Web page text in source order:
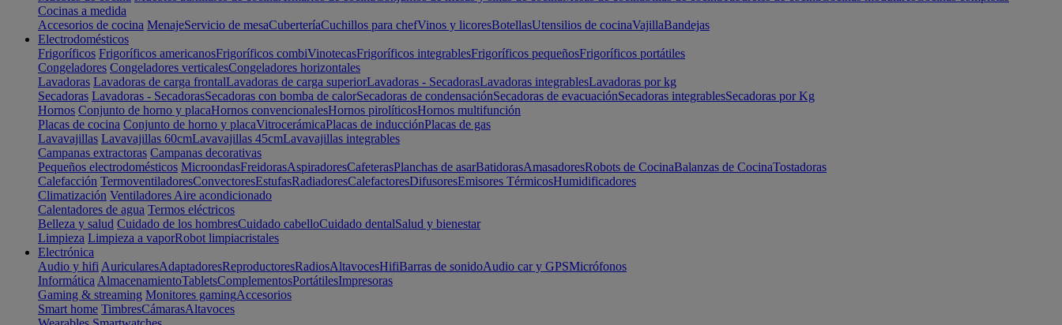
Cocinas a medida
Accesorios de cocina MenajeServicio de mesaCuberteríaCuchillos para chefVinos y licoresBotellasUtensilios de cocinaVajillaBandejas
Electrodomésticos
Frigoríficos Frigoríficos americanosFrigoríficos combiVinotecasFrigoríficos integrablesFrigoríficos pequeñosFrigoríficos portátiles
Congeladores Congeladores verticalesCongeladores horizontales
Lavadoras Lavadoras de carga frontalLavadoras de carga superiorLavadoras - SecadorasLavadoras integrablesLavadoras por kg
Secadoras Lavadoras - SecadorasSecadoras con bomba de calorSecadoras de condensaciónSecadoras de evacuaciónSecadoras integrablesSecadoras por Kg
Hornos Conjunto de horno y placaHornos convencionalesHornos pirolíticosHornos multifunción
Placas de cocina Conjunto de horno y placaVitrocerámicaPlacas de inducciónPlacas de gas
Lavavajillas Lavavajillas 60cmLavavajillas 45cmLavavajillas integrables
Campanas extractoras Campanas decorativas
Pequeños electrodomésticos MicroondasFreidorasAspiradoresCafeterasPlanchas de asarBatidorasAmasadoresRobots de CocinaBalanzas de CocinaTostadoras
Calefacción TermoventiladoresConvectoresEstufasRadiadoresCalefactoresDifusoresEmisores TérmicosHumidificadores
Climatización Ventiladores Aire acondicionado
Calentadores de agua Termos eléctricos
Belleza y salud Cuidado de los hombresCuidado cabelloCuidado dentalSalud y bienestar
Limpieza Limpieza a vaporRobot limpiacristales
Electrónica
Audio y hifi AuricularesAdaptadoresReproductoresRadiosAltavocesHifiBarras de sonidoAudio car y GPSMicrófonos
Informática AlmacenamientoTabletsComplementosPortátilesImpresoras
Gaming & streaming Monitores gamingAccesorios
Smart home TimbresCámarasAltavoces